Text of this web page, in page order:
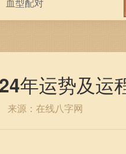
年运势及运
来源：在线八字网